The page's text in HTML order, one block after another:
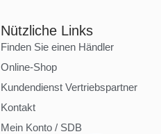
Nützliche Links
Finden Sie einen Händler
Online-Shop
Kundendienst Vertriebspartner
Kontakt
Mein Konto / SDB